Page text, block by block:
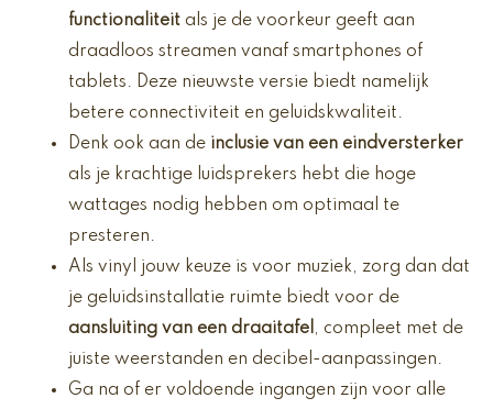
functionaliteit als je de voorkeur geeft aan
draadloos streamen vanaf smartphones of
tablets. Deze nieuwste versie biedt namelijk
betere connectiviteit en geluidskwaliteit.
Denk ook aan de inclusie van een eindversterker
als je krachtige luidsprekers hebt die hoge
wattages nodig hebben om optimaal te
presteren.
Als vinyl jouw keuze is voor muziek, zorg dan dat
je geluidsinstallatie ruimte biedt voor de
aansluiting van een draaitafel , compleet met de
juiste weerstanden en decibel-aanpassingen.
Ga na of er voldoende ingangen zijn voor alle